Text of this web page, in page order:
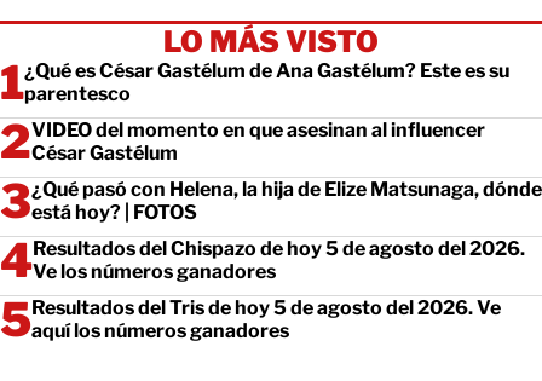
LO MÁS VISTO
¿Qué es César Gastélum de Ana Gastélum? Este es su
parentesco
VIDEO del momento en que asesinan al influencer
César Gastélum
¿Qué pasó con Helena, la hija de Elize Matsunaga, dónde
está hoy? | FOTOS
Resultados del Chispazo de hoy 5 de agosto del 2026.
Ve los números ganadores
Resultados del Tris de hoy 5 de agosto del 2026. Ve
aquí los números ganadores